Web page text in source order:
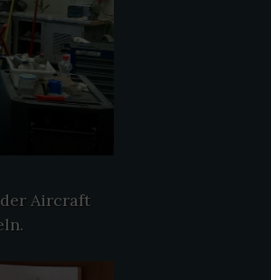
Aircraft